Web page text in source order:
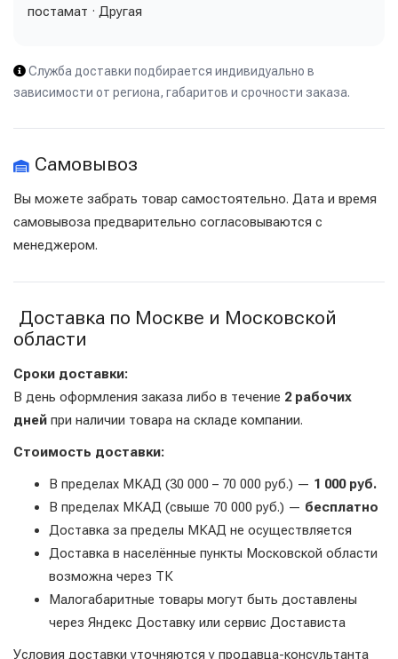
постамат · Другая
Служба доставки подбирается индивидуально в
зависимости от региона, габаритов и срочности заказа.
Самовывоз
Вы можете забрать товар самостоятельно. Дата и время
самовывоза предварительно согласовываются с
менеджером.
Доставка по Москве и Московской
области
Сроки доставки:
В день оформления заказа либо в течение 2 рабочих
дней при наличии товара на складе компании.
Стоимость доставки:
В пределах МКАД (30 000 – 70 000 руб.) — 1 000 руб.
В пределах МКАД (свыше 70 000 руб.) — бесплатно
Доставка за пределы МКАД не осуществляется
Доставка в населённые пункты Московской области
возможна через ТК
Малогабаритные товары могут быть доставлены
через Яндекс Доставку или сервис Достависта
Условия доставки уточняются у продавца-консультанта